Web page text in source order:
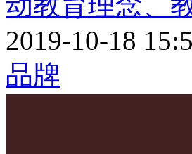
2019-10-18
品牌